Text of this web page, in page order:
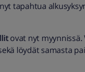
tapahtua
ovat nyt
löydät samasta